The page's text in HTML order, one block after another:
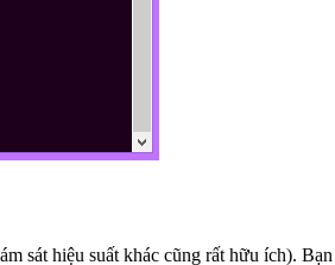
sát hiệu suất khác cũng rất hữu ích).